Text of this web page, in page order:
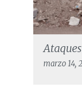
marzo 14,